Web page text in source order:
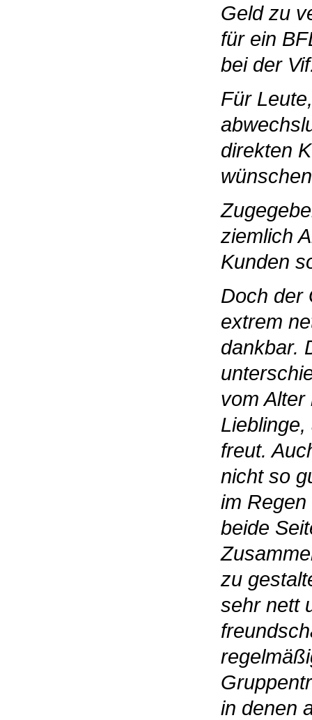
Geld zu
für ein
bei der
Für
direkten
ziemlich
Kunden
Doch der
extrem
dankbar.
vom
freut.
nicht so
im
beide
zu
sehr nett
in denen